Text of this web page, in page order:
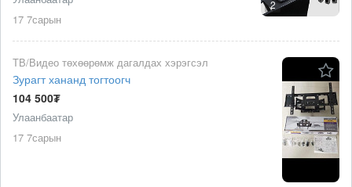
2
17 7сарын
ТВ/Видео төхөөрөмж дагалдах хэрэгсэл
Зурагт хананд тогтоогч
104 500₮
Улаанбаатар
17 7сарын